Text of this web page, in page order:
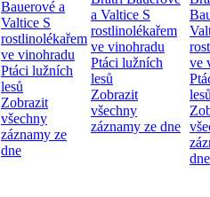
Bauerové a
Valtice S
rostlinolékařem
ve vinohradu
Ptáci lužních
lesů
Zobrazit
všechny
záznamy ze
dne
a Valtice S
rostlinolékařem
ve vinohradu
Ptáci lužních
lesů
Zobrazit
všechny
záznamy ze dne
ve
dne